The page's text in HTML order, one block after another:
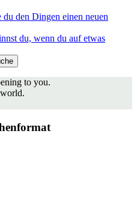
den Dingen einen neuen
du, wenn du auf etwas
to you.